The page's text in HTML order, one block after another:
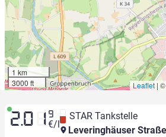
1 km
3000 ft
Leaflet | ©
2.01 9
€/l
STAR Tankstelle
Leveringhäuser Straße